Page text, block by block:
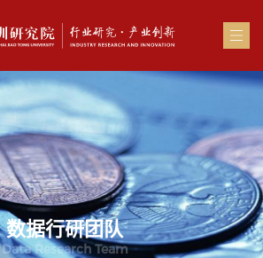
数据行研团队
Data Research Team